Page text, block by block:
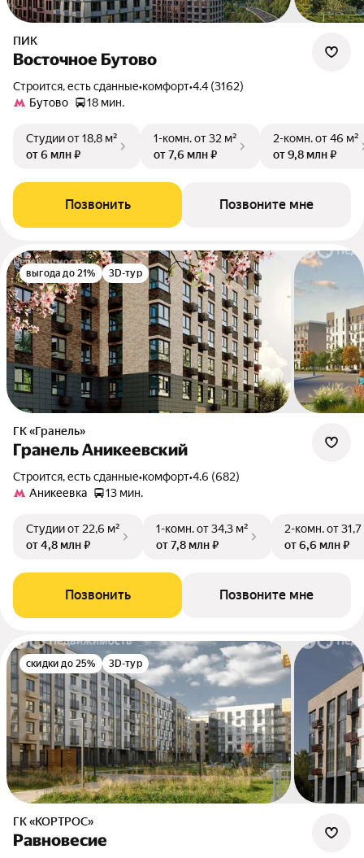
ПИК
Восточное Бутово
Строится, есть сданные•комфорт•4.4 (3162)
Бутово
18 мин.
Студииот 18,8 м²
от 6 млн ₽
1-комн.от 32 м²
от 7,6 млн ₽
2-комн.от 46 м²
от 9,8 млн ₽
Позвонить Позвоните мне
выгода до 21% 3D-тур
ГК «Гранель»
Гранель Аникеевский
Строится, есть сданные•комфорт•4.6 (682)
Аникеевка
13 мин.
Студииот 22,6 м²
от 4,8 млн ₽
1-комн.от 34,3 м²
от 7,8 млн ₽
2-комн.от
от 6,6 млн ₽
Позвонить Позвоните мне
скидки до 25% 3D-тур
ГК «КОРТРОС»
Равновесие